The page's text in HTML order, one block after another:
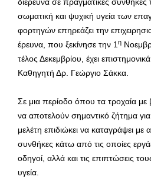
σωματική και ψυχική υγεία των
φορτηγών επηρεάζει την
έρευνα, που ξεκίνησε την 1 η
τέλος Δεκεμβρίου, έχει
Καθηγητή Δρ. Γεώργιο Σάκκα.
Σε μια περίοδο όπου τα τροχαία με
να αποτελούν σημαντικό ζήτημα
μελέτη επιδιώκει να καταγράψει με
συνθήκες κάτω από τις οποίες
οδηγοί, αλλά και τις επιπτώσεις
υγεία.